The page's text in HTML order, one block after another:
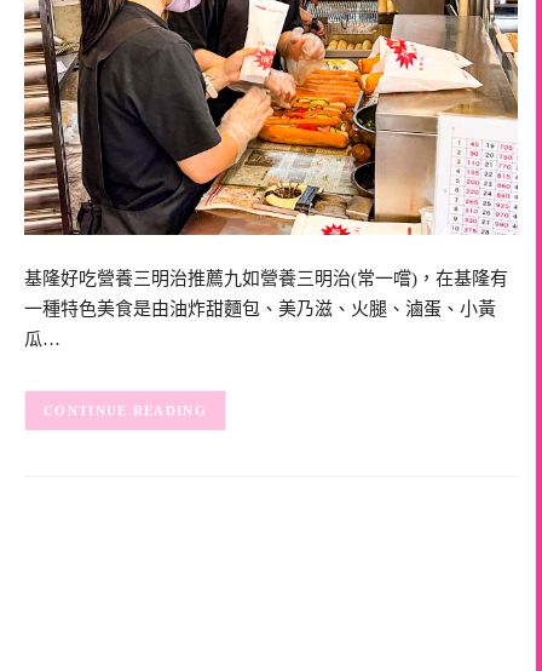
基隆好吃營養三明治推薦九如營養三明治(常一嚐)，在基隆有
一種特色美食是由油炸甜麵包、美乃滋、火腿、滷蛋、小黃
瓜…
CONTINUE READING